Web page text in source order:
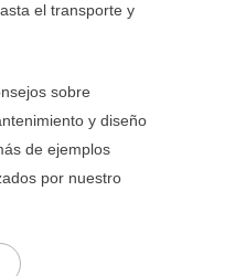
el transporte y
sobre
y diseño
de ejemplos
por nuestro